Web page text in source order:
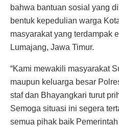
bahwa bantuan sosial yang
bentuk kepedulian warga
masyarakat yang terdampak
Lumajang, Jawa Timur.
“Kami mewakili masyarakat
maupun keluarga besar
staf dan Bhayangkari turut
Semoga situasi ini segera
semua pihak baik